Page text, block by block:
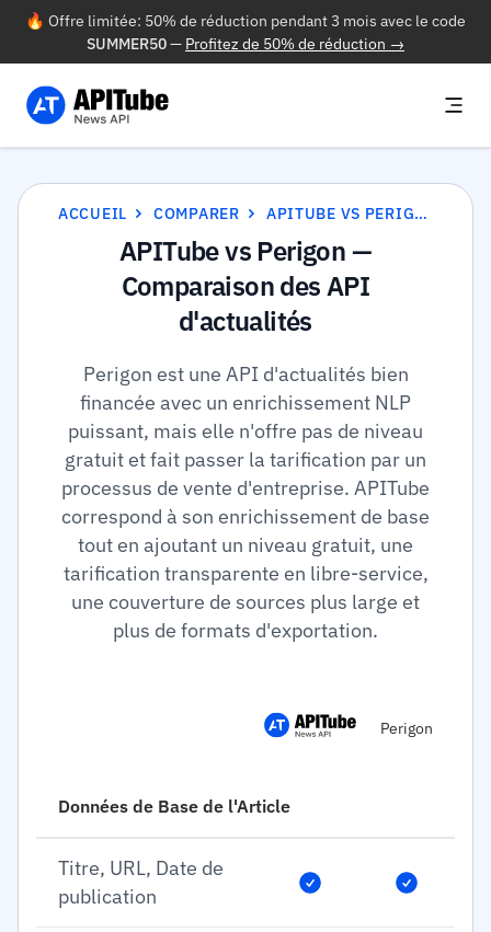
🔥 Offre limitée: 50% de réduction pendant 3 mois avec le code
SUMMER50— Profitez de 50% de réduction →
ACCUEIL COMPARER APITUBE VS PERIGON
APITube vs Perigon —
Comparaison des API
d'actualités
Perigon est une API d'actualités bien
financée avec un enrichissement NLP
puissant, mais elle n'offre pas de niveau
gratuit et fait passer la tarification par un
processus de vente d'entreprise. APITube
correspond à son enrichissement de base
tout en ajoutant un niveau gratuit, une
tarification transparente en libre-service,
une couverture de sources plus large et
plus de formats d'exportation.
Perigon
Données de Base de l'Article
Titre, URL, Date de
publication